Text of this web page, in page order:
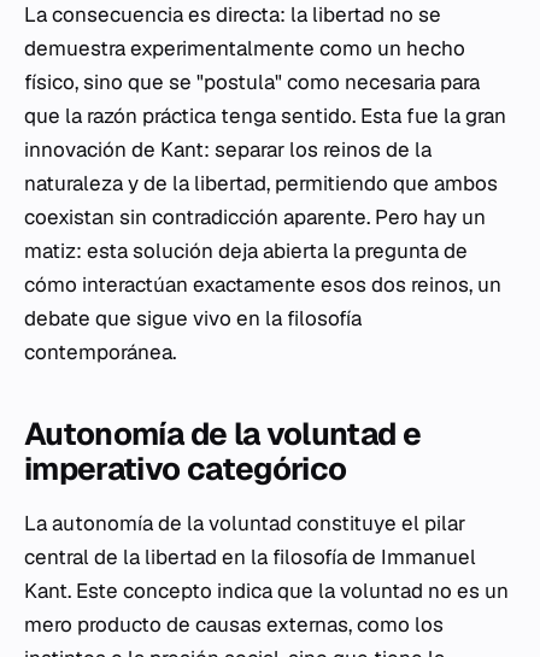
La consecuencia es directa: la libertad no se
demuestra experimentalmente como un hecho
físico, sino que se "postula" como necesaria para
que la razón práctica tenga sentido. Esta fue la gran
innovación de Kant: separar los reinos de la
naturaleza y de la libertad, permitiendo que ambos
coexistan sin contradicción aparente. Pero hay un
matiz: esta solución deja abierta la pregunta de
cómo interactúan exactamente esos dos reinos, un
debate que sigue vivo en la filosofía
contemporánea.
Autonomía de la voluntad e
imperativo categórico
La autonomía de la voluntad constituye el pilar
central de la libertad en la filosofía de Immanuel
Kant. Este concepto indica que la voluntad no es un
mero producto de causas externas, como los